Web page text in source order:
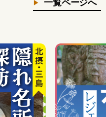
一覧ページへ